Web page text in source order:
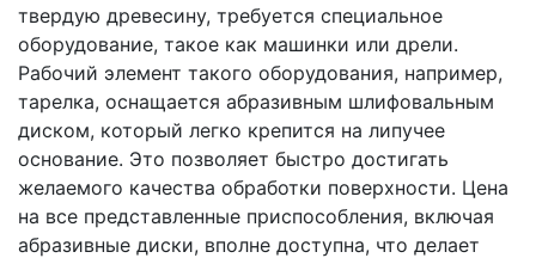
твердую древесину, требуется специальное
оборудование, такое как машинки или дрели.
Рабочий элемент такого оборудования, например,
тарелка, оснащается абразивным шлифовальным
диском, который легко крепится на липучее
основание. Это позволяет быстро достигать
желаемого качества обработки поверхности. Цена
на все представленные приспособления, включая
абразивные диски, вполне доступна, что делает